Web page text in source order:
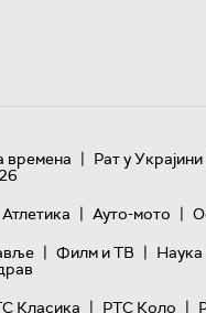
времена | Рат у Украјини
Атлетика | Ауто-мото |
| Филм и ТВ | Наука
Класика | РТС Коло |